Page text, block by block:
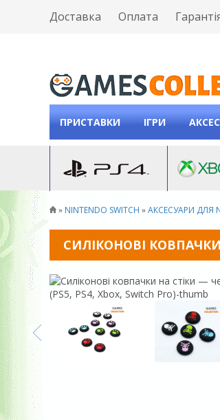
Доставка Оплата
ПРИСТАВКИ ІГРИ
» NINTENDO SWITCH » АКСЕСУАРИ ДЛЯ
СИЛІКОНОВІ КОВПАЧКИ